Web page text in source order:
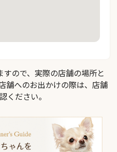
ので、実際の店舗の場所と
舗へのお出かけの際は、店舗
ください。